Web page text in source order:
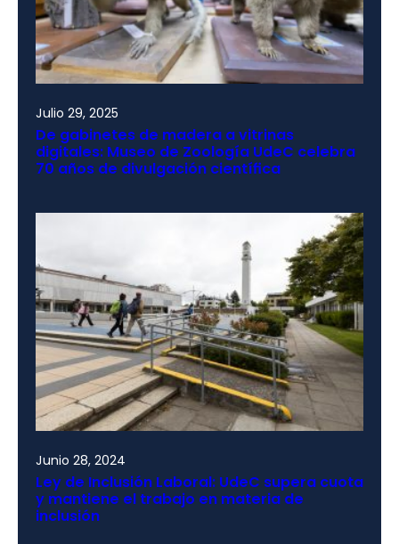
Julio 29, 2025
De gabinetes de madera a vitrinas
digitales: Museo de Zoología UdeC celebra
70 años de divulgación científica
Junio 28, 2024
Ley de Inclusión Laboral: UdeC supera cuota
y mantiene el trabajo en materia de
inclusión